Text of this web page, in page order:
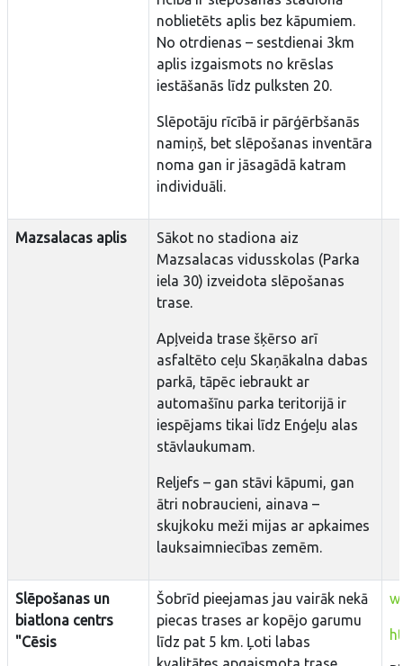
noblietēts aplis bez kāpumiem.
No otrdienas – sestdienai 3km
aplis izgaismots no krēslas
iestāšanās līdz pulksten 20.
Slēpotāju rīcībā ir pārģērbšanās
namiņš, bet slēpošanas inventāra
noma gan ir jāsagādā katram
individuāli.
Mazsalacas aplis
Sākot no stadiona aiz
Mazsalacas vidusskolas (Parka
iela 30) izveidota slēpošanas
trase.
Apļveida trase šķērso arī
asfaltēto ceļu Skaņākalna dabas
parkā, tāpēc iebraukt ar
automašīnu parka teritorijā ir
iespējams tikai līdz Enģeļu alas
stāvlaukumam.
Reljefs – gan stāvi kāpumi, gan
ātri nobraucieni, ainava –
skujkoku meži mijas ar apkaimes
lauksaimniecības zemēm.
Slēpošanas un
biatlona centrs
"Cēsis
Šobrīd pieejamas jau vairāk nekā
piecas trases ar kopējo garumu
līdz pat 5 km. Ļoti labas